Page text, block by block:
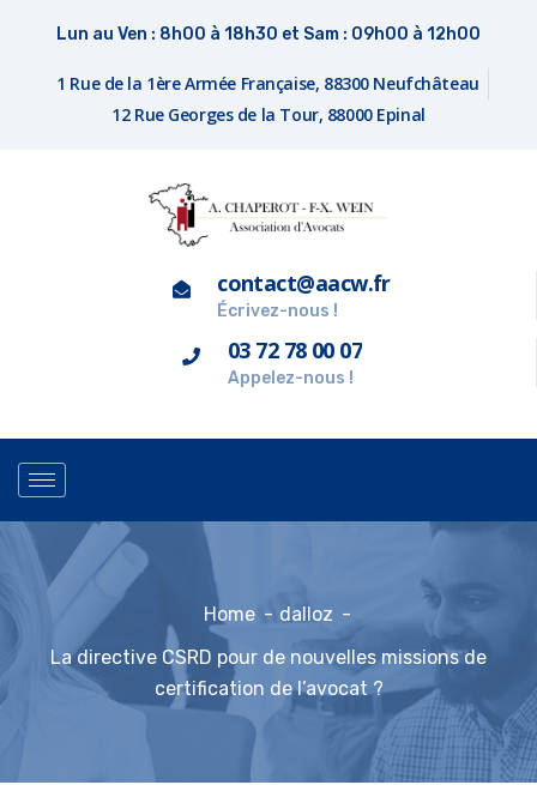
Lun au Ven : 8h00 à 18h30 et Sam : 09h00 à 12h00
1 Rue de la 1ère Armée Française, 88300 Neufchâteau
12 Rue Georges de la Tour, 88000 Epinal
contact@aacw.fr
Écrivez-nous !
03 72 78 00 07
Appelez-nous !
Home
dalloz
La directive CSRD pour de nouvelles missions de
certification de l’avocat ?